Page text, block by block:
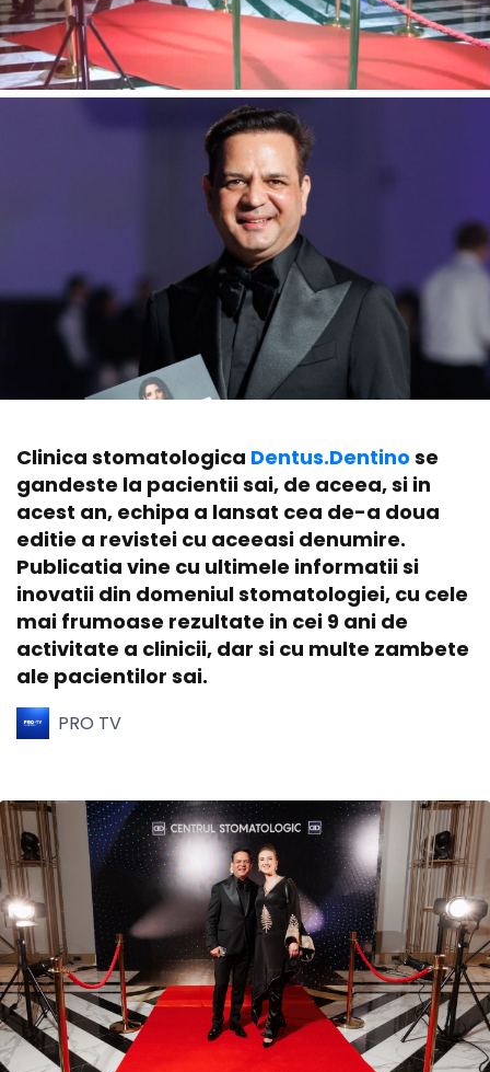
Clinica stomatologica Dentus.Dentino se
gandeste la pacientii sai, de aceea, si in
acest an, echipa a lansat cea de-a doua
editie a revistei cu aceeasi denumire.
Publicatia vine cu ultimele informatii si
inovatii din domeniul stomatologiei, cu cele
mai frumoase rezultate in cei 9 ani de
activitate a clinicii, dar si cu multe zambete
ale pacientilor sai.
PRO TV